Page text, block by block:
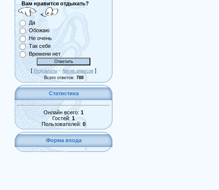
Вам нравится отдыхать?
Да
Обожаю
Не очень
Так себе
Времени нет
[ Результаты · Архив опросов ]
Всего ответов: 788
Статистика
Онлайн всего: 1
Гостей: 1
Пользователей: 0
Форма входа